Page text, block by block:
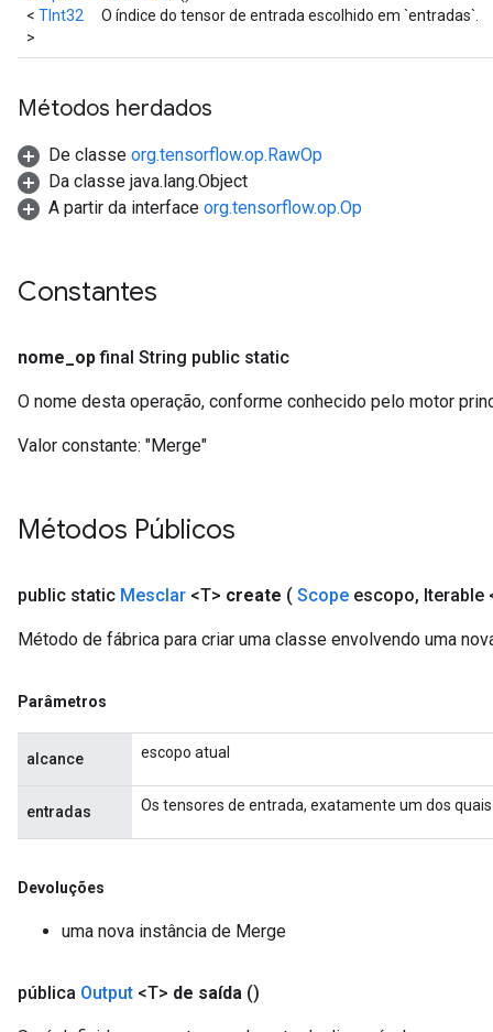
< TInt32
>
O índice do tensor de entrada escolhido em `entradas`.
Métodos herdados
De classe org.tensorflow.op.RawOp
Da classe java.lang.Object
A partir da interface org.tensorflow.op.Op
Constantes
nome op final String public static
O nome desta operação, conforme conhecido pelo motor
Valor constante: "Merge"
Métodos Públicos
public static Mesclar <T> create ( Scope escopo, Iterable
Método de fábrica para criar uma classe envolvendo uma
Parâmetros
alcance escopo atual
entradas Os tensores de entrada, exatamente um dos
Devoluções
uma nova instância de Merge
pública Output <T> de saída ()